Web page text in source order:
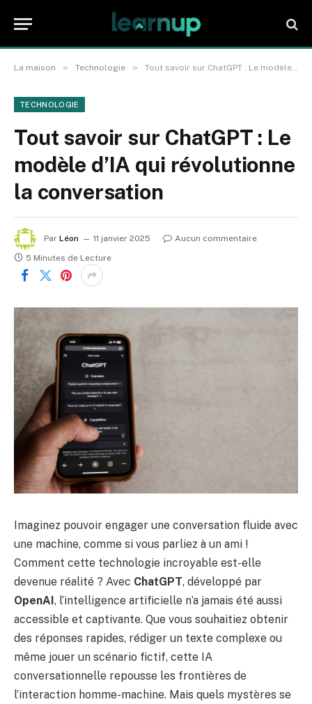
La maison » Technologie » Tout savoir sur ChatGPT : Le modèle d’IA qui révolutionne la conversation
TECHNOLOGIE
Tout savoir sur ChatGPT : Le
modèle d’IA qui révolutionne
la conversation
Par Léon 11 janvier 2025
Aucun commentaire
5 Minutes de Lecture
Imaginez pouvoir engager une conversation fluide avec
une machine, comme si vous parliez à un ami !
Comment cette technologie incroyable est-elle
devenue réalité ? Avec ChatGPT, développé par
OpenAI, l’intelligence artificielle n’a jamais été aussi
accessible et captivante. Que vous souhaitiez obtenir
des réponses rapides, rédiger un texte complexe ou
même jouer un scénario fictif, cette IA
conversationnelle repousse les frontières de
l’interaction homme-machine. Mais quels mystères se